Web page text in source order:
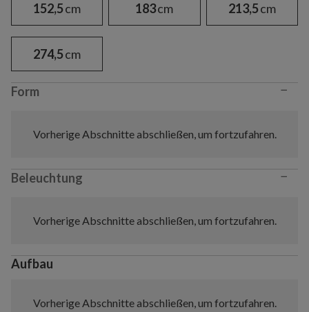
152,5cm 183cm 213,5cm
274,5cm
Form −
Vorherige Abschnitte abschließen, um fortzufahren.
Beleuchtung −
Vorherige Abschnitte abschließen, um fortzufahren.
Aufbau
Vorherige Abschnitte abschließen, um fortzufahren.